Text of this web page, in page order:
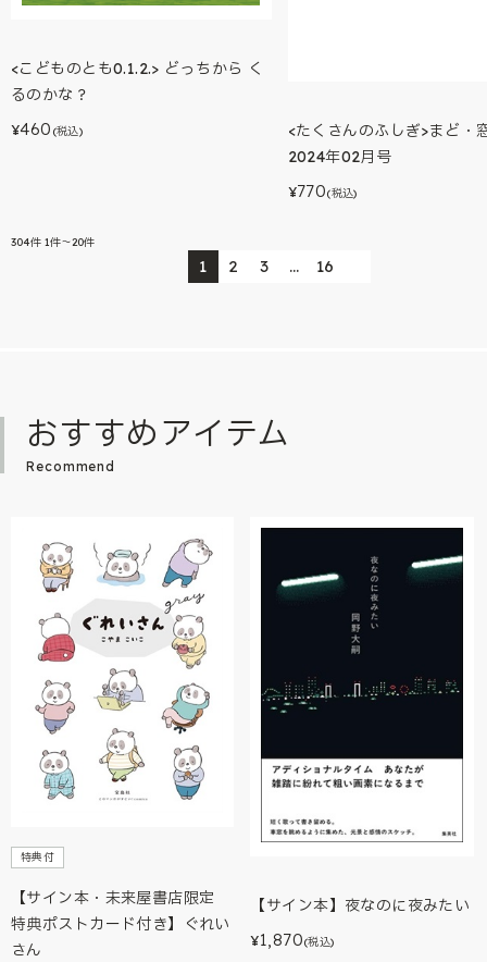
<こどものとも0.1.2.> どっちから く
るのかな？
¥460 (税込)
<たくさんのふしぎ>まど・
2024年02月号
¥770(税込)
304件 1件～20件
1 2 3 … 16
おすすめアイテム
Recommend
特典付
【サイン本・未来屋書店限定
特典ポストカード付き】ぐれい
さん
【サイン本】夜なのに夜みたい
¥1,870(税込)